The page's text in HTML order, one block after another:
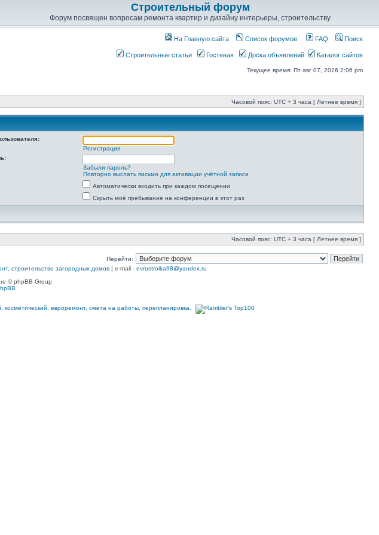
Строительный форум
Форум посвящен вопросам ремонта квартир и дизайну интерьеры, строительству
На Главную сайта Список форумов FAQ Поиск
Строительные статьи Гостевая Доска объявлений Каталог сайтов
Текущее время: Пт авг 07, 2026 2:06 pm
Часовой пояс: UTC + 3 часа [ Летнее время ]
Регистрация
Забыли пароль?
Повторно выслать письмо для активации учётной записи
Автоматически входить при каждом посещении
Скрыть моё пребывание на конференции в этот раз
Часовой пояс: UTC + 3 часа [ Летнее время ]
Перейти:
строительство загородных домов | e-mail - evrostroika98@yandex.ru
© phpBB Group